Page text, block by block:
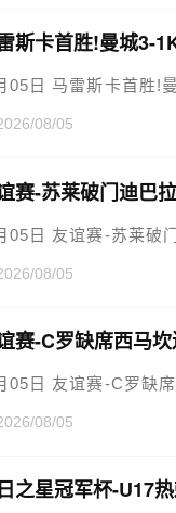
斯卡首胜!曼城3-
05日 马雷斯卡首胜!
08/05
赛-苏莱破门迪巴
05日 友谊赛-苏莱破
08/05
赛-C罗缺席西马
05日 友谊赛-C罗缺
08/05
之星冠军杯-U17